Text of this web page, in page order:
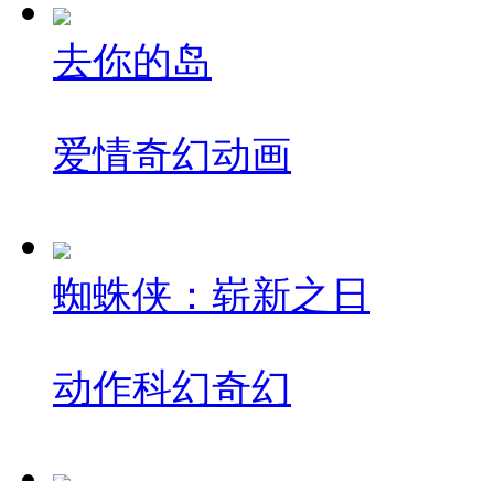
去你的岛
爱情奇幻动画
蜘蛛侠：崭新之日
动作科幻奇幻